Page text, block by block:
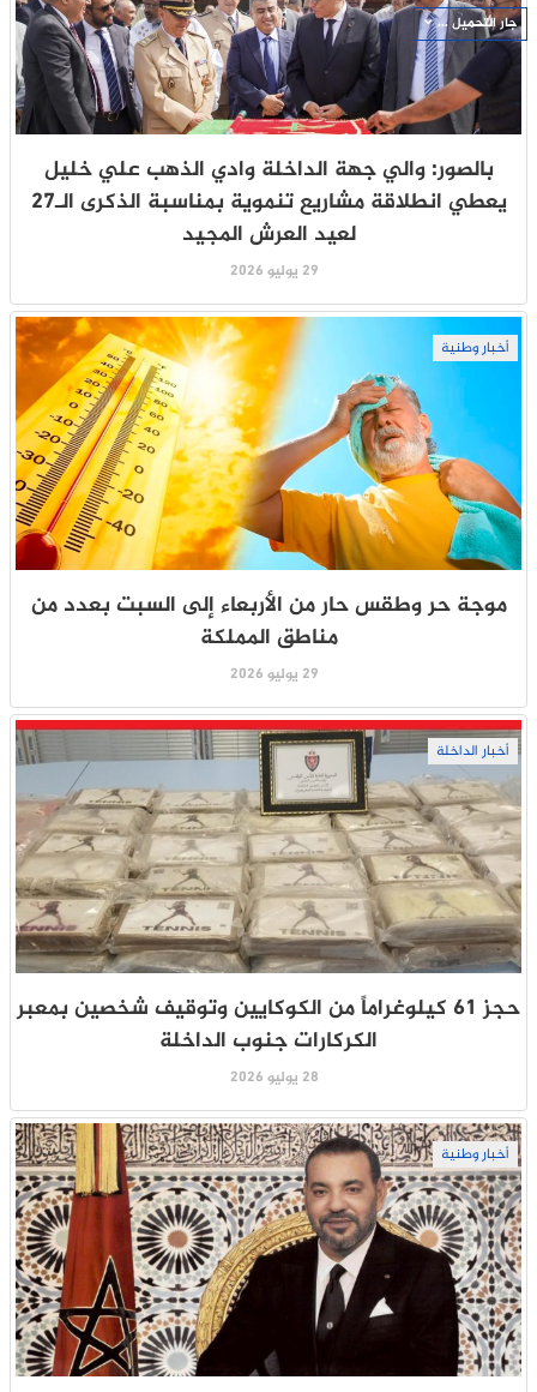
بالصور: والي جهة الداخلة وادي الذهب علي خليل
يعطي انطلاقة مشاريع تنموية بمناسبة الذكرى الـ27
لعيد العرش المجيد
29 يوليو 2026
أخبار وطنية
موجة حر وطقس حار من الأربعاء إلى السبت بعدد من
مناطق المملكة
29 يوليو 2026
أخبار الداخلة
حجز 61 كيلوغراماً من الكوكايين وتوقيف شخصين بمعبر
الكركارات جنوب الداخلة
28 يوليو 2026
أخبار وطنية
جار التحميل ...